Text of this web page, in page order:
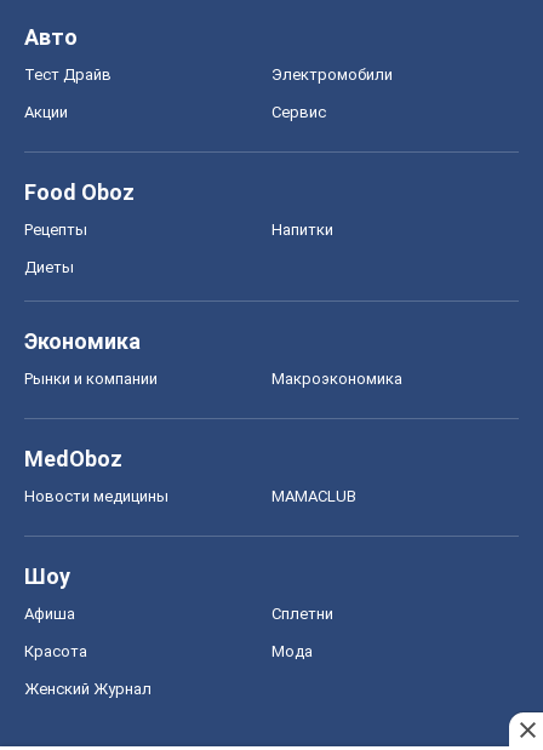
Авто
Тест Драйв Электромобили
Акции Сервис
Food Oboz
Рецепты Напитки
Диеты
Экономика
Рынки и компании Mакроэкономика
MedOboz
Новости медицины MAMACLUB
Шоу
Афиша Сплетни
Красота Мода
Женский Журнал